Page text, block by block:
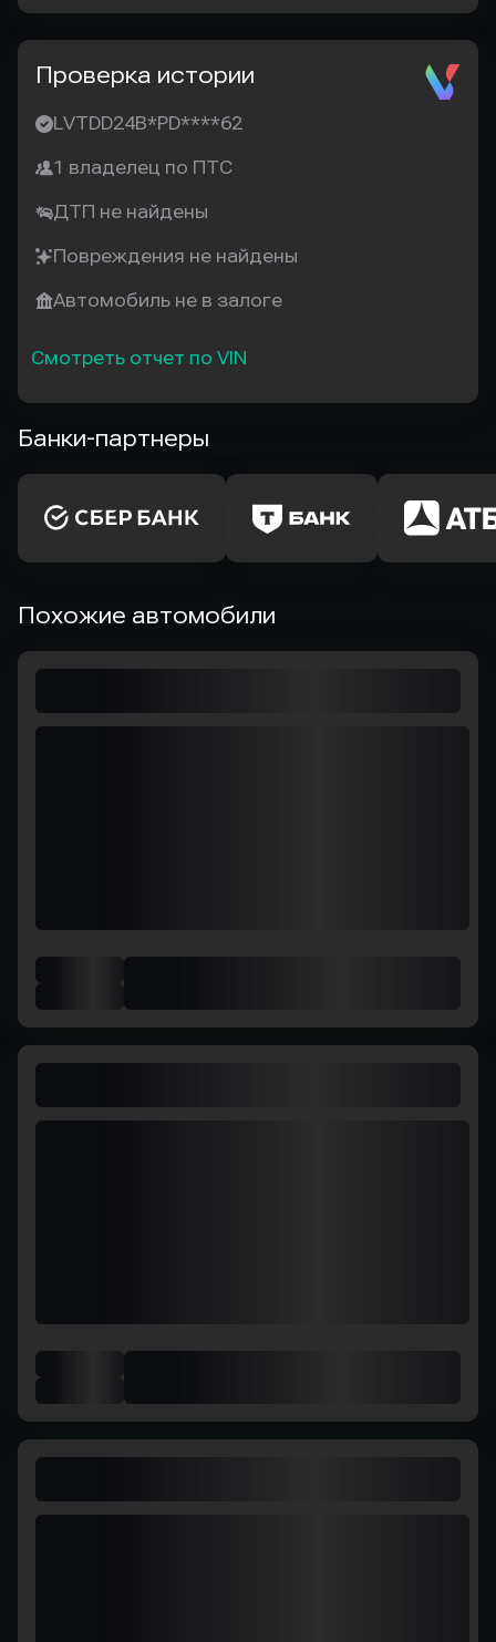
Проверка истории
LVTDD24B*PD****62
1 владелец по ПТС
ДТП не найдены
Повреждения не найдены
Автомобиль не в залоге
Смотреть отчет по VIN
Банки-партнеры
Похожие автомобили